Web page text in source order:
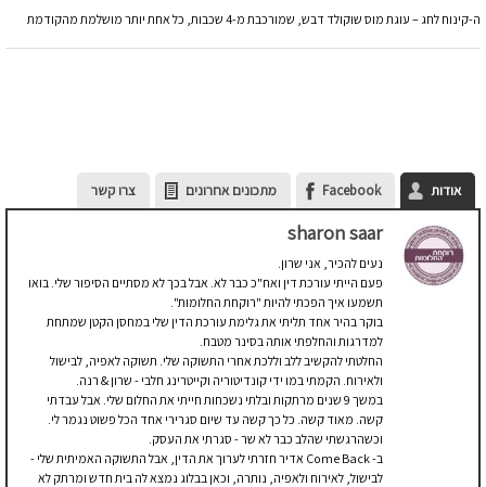
ה-קינוח לחג – עוגת מוס שוקולד דבש, שמורכבת מ-4 שכבות, כל אחת יותר מושלמת מהקודמת
אודות Facebook מתכונים אחרונים צרו קשר
sharon saar
נעים להכיר, אני שרון.
פעם הייתי עורכת דין ואח"כ כבר לא. אבל בכך לא מסתיים הסיפור שלי. בואו
תשמעו איך הפכתי להיות "רוקחת החלומות".
בוקר בהיר אחד תליתי את גלימת עורכת הדין שלי במחסן הקטן שמתחת
למדרגות והחלפתי אותה בסינר מטבח.
החלטתי להקשיב ללב וללכת אחרי התשוקה שלי. תשוקה לאפיה, לבישול
ולאירוח. הקמתי במו ידי קונדיטוריה וקייטרינג חלבי - שרון & רנה.
במשך 9 שנים מרתקות ובלתי נשכחות חייתי את החלום שלי. אבל עבדתי
קשה. מאוד קשה. כל כך קשה עד שיום סגרירי אחד הכל פשוט נגמר לי.
וכשהרגשתי שהלב כבר לא שר - סגרתי את העסק.
ב- Come Back אדיר חזרתי לערוך את הדין, אבל התשוקה האמיתית שלי -
לבישול, לאירוח ולאפיה, נותרה, וכאן בבלוג נמצא לה בית חדש ומרתק לא